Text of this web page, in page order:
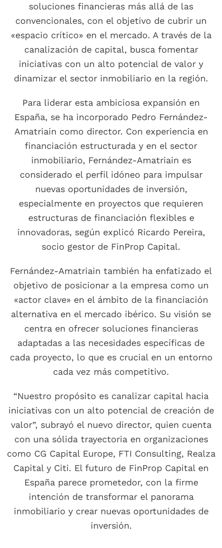
soluciones financieras más allá de las
convencionales, con el objetivo de cubrir un
«espacio crítico» en el mercado. A través de la
canalización de capital, busca fomentar
iniciativas con un alto potencial de valor y
dinamizar el sector inmobiliario en la región.
Para liderar esta ambiciosa expansión en
España, se ha incorporado Pedro Fernández-
Amatriain como director. Con experiencia en
financiación estructurada y en el sector
inmobiliario, Fernández-Amatriain es
considerado el perfil idóneo para impulsar
nuevas oportunidades de inversión,
especialmente en proyectos que requieren
estructuras de financiación flexibles e
innovadoras, según explicó Ricardo Pereira,
socio gestor de FinProp Capital.
Fernández-Amatriain también ha enfatizado el
objetivo de posicionar a la empresa como un
«actor clave» en el ámbito de la financiación
alternativa en el mercado ibérico. Su visión se
centra en ofrecer soluciones financieras
adaptadas a las necesidades específicas de
cada proyecto, lo que es crucial en un entorno
cada vez más competitivo.
“Nuestro propósito es canalizar capital hacia
iniciativas con un alto potencial de creación de
valor”, subrayó el nuevo director, quien cuenta
con una sólida trayectoria en organizaciones
como CG Capital Europe, FTI Consulting, Realza
Capital y Citi. El futuro de FinProp Capital en
España parece prometedor, con la firme
intención de transformar el panorama
inmobiliario y crear nuevas oportunidades de
inversión.